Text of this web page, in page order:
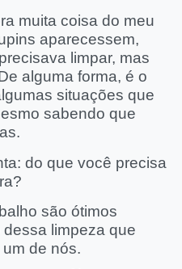
muita coisa do meu
aparecessem,
limpar, mas
alguma forma, é o
situações que
sabendo que
do que você precisa
são ótimos
limpeza que
de nós.